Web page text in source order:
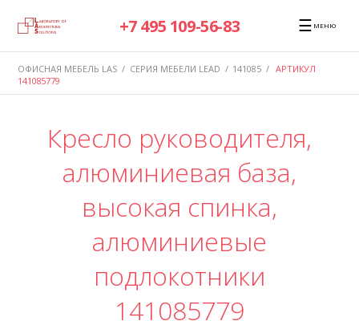
+7 495 109-56-83 ☰ МЕНЮ
ОФИСНАЯ МЕБЕЛЬ LAS / СЕРИЯ МЕБЕЛИ LEAD / 141085 / АРТИКУЛ
141085779
Кресло руководителя,
алюминиевая база,
высокая спинка,
алюминиевые
подлокотники
141085779